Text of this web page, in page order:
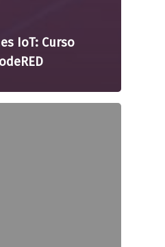
IoT: Curso